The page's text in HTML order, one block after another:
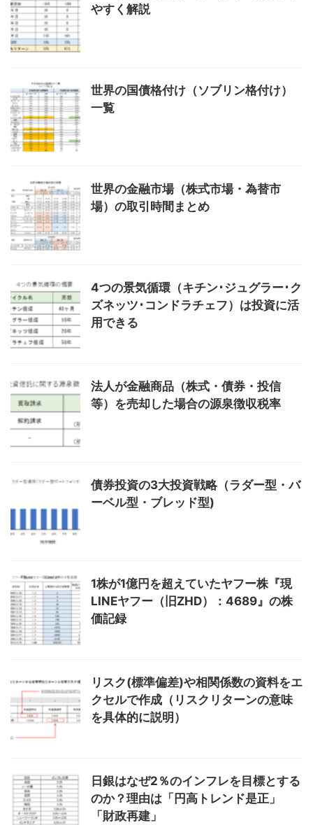
やすく解説
世界の国債格付け（ソブリン格付け）
一覧
世界の金融市場（株式市場・為替市
場）の取引時間まとめ
4つの景気循環（キチン･ジュグラー･ク
ズネッツ･コンドラチェフ）は投資に活
用できる
法人が金融商品（株式・債券・投信
等）を売却した場合の源泉徴収税率
債券投資の3大投資戦略（ラダー型・バ
ーベル型・ブレッド型)
1株が1億円を超えていたヤフー株『現
LINEヤフー（旧ZHD）：4689』の株
価記録
リスク(標準偏差)や相関係数の資料をエ
クセルで作成（リスクリターンの意味
を具体的に説明）
日銀はなぜ2％のインフレを目標とする
のか？理由は「円高トレンド是正」
「財政再建」